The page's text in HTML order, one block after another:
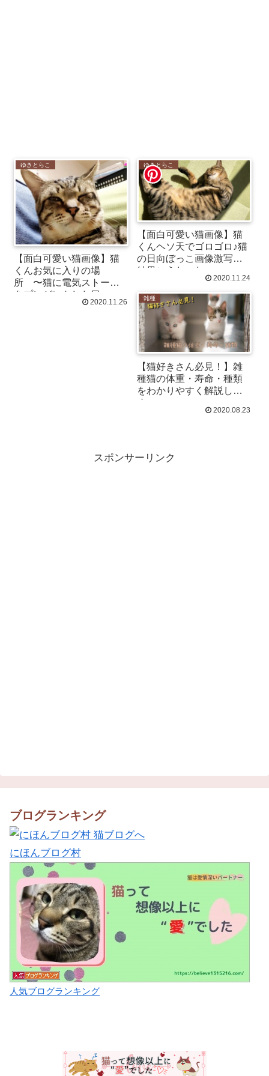
ゆきとらこ
【面白可愛い猫画像】猫
くんお気に入りの場
所 〜猫に電気ストーブ
をプレゼントした日〜
2020.11.26
ゆきとらこ
【面白可愛い猫画像】猫
くんヘソ天でゴロゴロ♪猫
の日向ぼっこ画像激写！
結果こうなったww
2020.11.24
雑種
【猫好きさん必見！】雑
種猫の体重・寿命・種類
をわかりやすく解説しま
す
2020.08.23
スポンサーリンク
ブログランキング
にほんブログ村
人気ブログランキング